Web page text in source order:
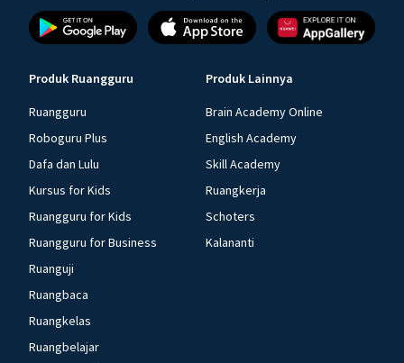
Produk Ruangguru
Ruangguru
Roboguru Plus
Dafa dan Lulu
Kursus for Kids
Ruangguru for Kids
Ruangguru for Business
Ruanguji
Ruangbaca
Ruangkelas
Ruangbelajar
Produk Lainnya
Brain Academy Online
English Academy
Skill Academy
Ruangkerja
Schoters
Kalananti